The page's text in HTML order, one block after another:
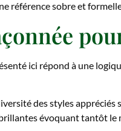
référence sobre et
ici répond à une
des styles
évoquant tantôt